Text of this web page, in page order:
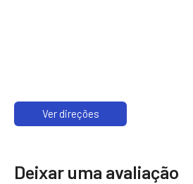
Ver direções
Deixar uma avaliação